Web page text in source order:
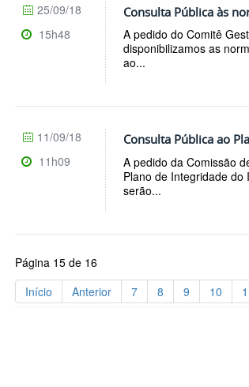
Consulta Pública às
A pedido do Comitê
disponibilizamos as
ao...
25/09/18
15h48
Consulta Pública ao
A pedido da Comissão
Plano de Integridade do
serão...
11/09/18
11h09
Página 15 de 16
Início
Anterior 7 8 9 10